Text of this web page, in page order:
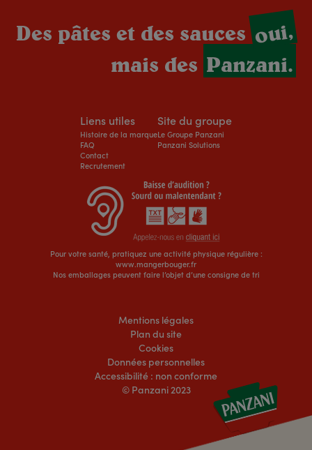
Des pâtes et des saucesoui,
mais des Panzani.
Liens utiles
Histoire de la marque
FAQ
Contact
Recrutement
Site du groupe
Le Groupe Panzani
Panzani Solutions
Pour votre santé, pratiquez une activité physique régulière :
www.mangerbouger.fr
Nos emballages peuvent faire l’objet d’une consigne de tri
Mentions légales
Plan du site
Cookies
Données personnelles
Accessibilité : non conforme
© Panzani 2023